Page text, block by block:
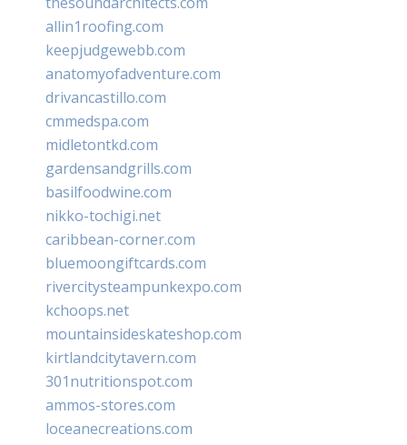
allin1roofing.com
keepjudgewebb.com
anatomyofadventure.com
drivancastillo.com
cmmedspa.com
midletontkd.com
gardensandgrills.com
basilfoodwine.com
nikko-tochigi.net
caribbean-corner.com
bluemoongiftcards.com
rivercitysteampunkexpo.com
kchoops.net
mountainsideskateshop.com
kirtlandcitytavern.com
301nutritionspot.com
ammos-stores.com
loceanecreations.com